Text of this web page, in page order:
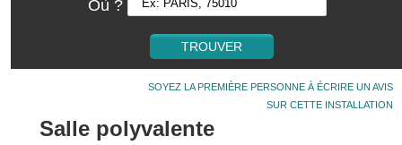
Où ?
SOYEZ LA PREMIÈRE PERSONNE À ÉCRIRE UN AVIS
SUR CETTE INSTALLATION
Salle polyvalente